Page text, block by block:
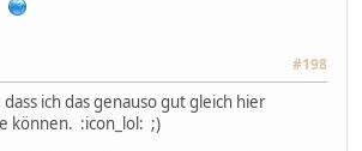
#198
ich das genauso gut gleich hier
können. :icon_lol: ;)